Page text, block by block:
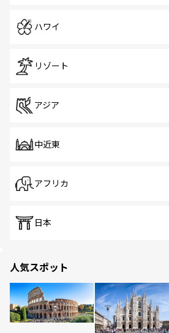
ハワイ
リゾート
アジア
中近東
アフリカ
日本
人気スポット